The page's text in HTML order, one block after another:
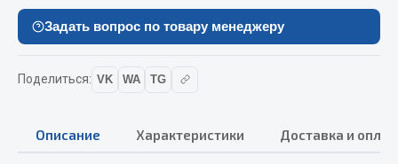
Весь раздел
Задать вопрос по товару менеджеру
Поделиться: VK WA TG
Описание Характеристики Доставка и